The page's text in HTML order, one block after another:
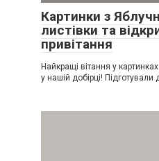
Картинки з
листівки та
привітання
Найкращі вітання у
у нашій добірці! Підготували